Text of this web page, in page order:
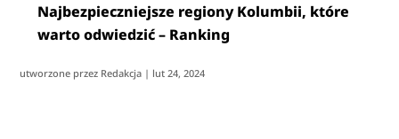
Najbezpieczniejsze regiony Kolumbii, które
warto odwiedzić – Ranking
utworzone przez Redakcja | lut 24, 2024